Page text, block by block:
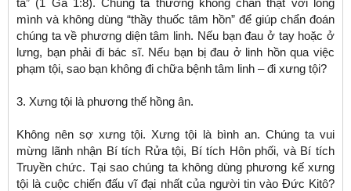
mình và không dùng “thầy thuốc tâm hồn” để giúp chẩn đoán
chúng ta về phương diện tâm linh. Nếu bạn đau ở tay hoặc ở
lưng, bạn phải đi bác sĩ. Nếu bạn bị đau ở linh hồn qua việc
phạm tội, sao bạn không đi chữa bệnh tâm linh – đi xưng tội?
3. Xưng tội là phương thế hồng ân.
Không nên sợ xưng tội. Xưng tội là bình an. Chúng ta vui
mừng lãnh nhận Bí tích Rửa tội, Bí tích Hôn phối, và Bí tích
Truyền chức. Tại sao chúng ta không dùng phương kế xưng
tội là cuộc chiến đấu vĩ đại nhất của người tin vào Đức Kitô?